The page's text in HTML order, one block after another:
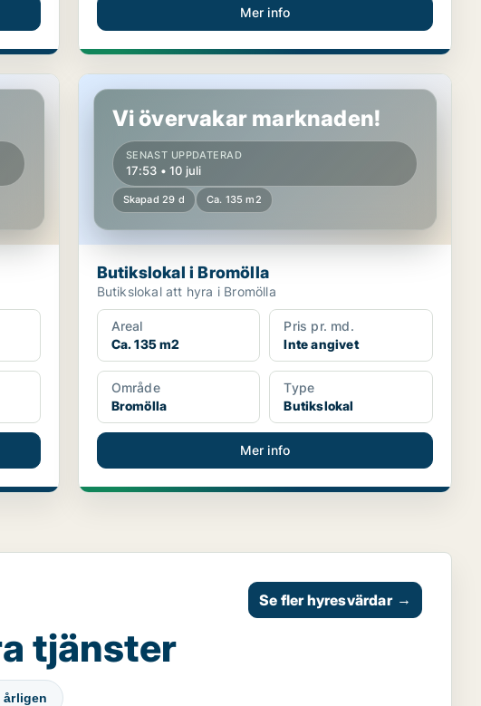
Mer info
Butikslokal i Bromölla
Vi övervakar marknaden!
SENAST UPPDATERAD
17:53 • 10 juli
Skapad 29 d Ca. 135 m2
Butikslokal i Bromölla
Butikslokal att hyra i Bromölla
Areal
Ca. 135 m2
Pris pr. md.
Inte angivet
Område
Bromölla
Type
Butikslokal
Mer info
tjänster
årligen
Se fler hyresvärdar →